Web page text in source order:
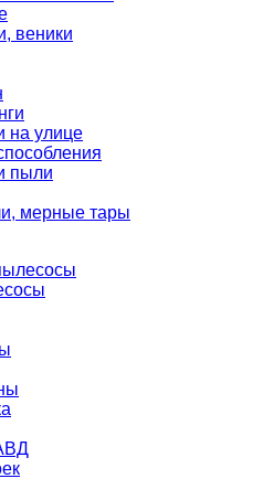
веники
на улице
пыли
мерные тары